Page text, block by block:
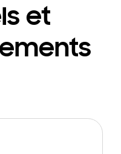
et